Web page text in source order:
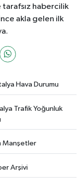
tarafsız habercilik
akla gelen ilk
Hava Durumu
Trafik Yoğunluk
Manşetler
Arşivi